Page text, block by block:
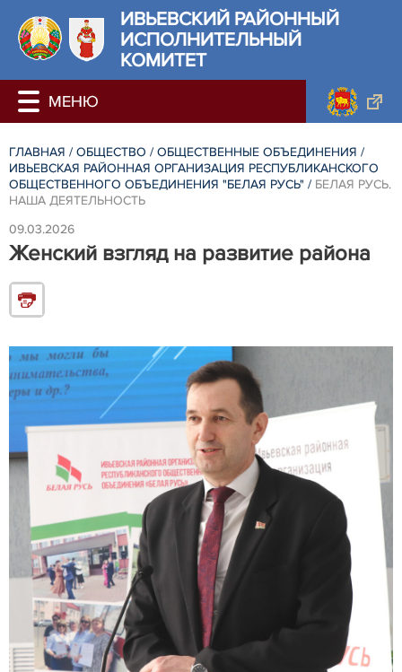
ИВЬЕВСКИЙ РАЙОННЫЙ
ИСПОЛНИТЕЛЬНЫЙ
КОМИТЕТ
ГЛАВНАЯ / ОБЩЕСТВО / ОБЩЕСТВЕННЫЕ ОБЪЕДИНЕНИЯ /
ИВЬЕВСКАЯ РАЙОННАЯ ОРГАНИЗАЦИЯ РЕСПУБЛИКАНСКОГО
ОБЩЕСТВЕННОГО ОБЪЕДИНЕНИЯ "БЕЛАЯ РУСЬ" / БЕЛАЯ РУСЬ.
НАША ДЕЯТЕЛЬНОСТЬ
09.03.2026
Женский взгляд на развитие района